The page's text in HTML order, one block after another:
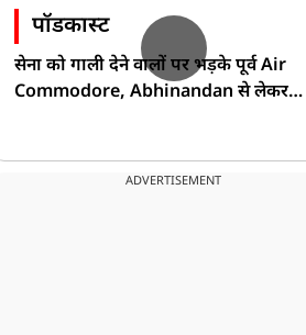
पॉडकास्ट
सेना को गाली देने वालों पर भड़के पूर्व Air
Commodore, Abhinandan से लेकर
ADVERTISEMENT